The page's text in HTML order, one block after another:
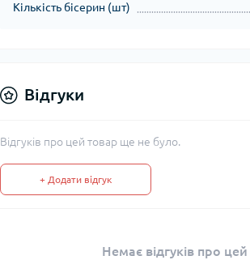
Кількість бісерин (шт)
Відгуки
Відгуків про цей товар ще не було.
+ Додати відгук
Немає відгуків про